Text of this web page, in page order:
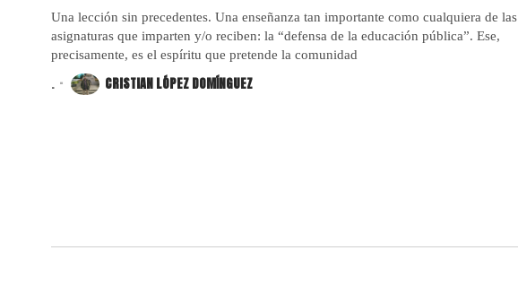
Una lección sin precedentes. Una enseñanza tan importante como cualquiera de las
asignaturas que imparten y/o reciben: la “defensa de la educación pública”. Ese,
precisamente, es el espíritu que pretende la comunidad
. CRISTIAN LÓPEZ DOMÍNGUEZ